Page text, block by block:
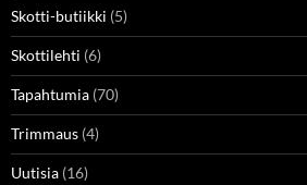
Skotti-butiikki (5)
Skottilehti (6)
Tapahtumia (70)
Trimmaus (4)
Uutisia (16)